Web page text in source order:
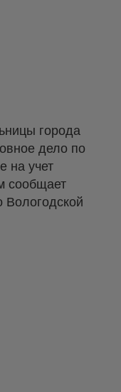
города
дело по
на учет
сообщает